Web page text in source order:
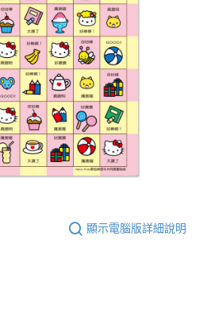
顯示電腦版詳細說明